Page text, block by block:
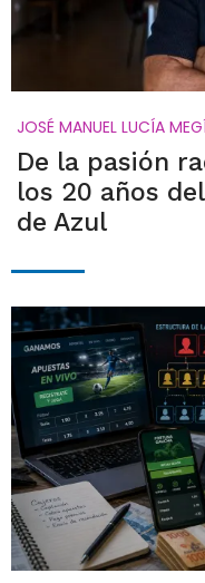
JOSÉ MANUEL LUCÍA
De la pasión
los 20 años
de Azul